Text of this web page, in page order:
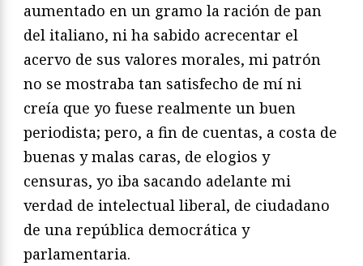
aumentado en un gramo la ración de pan
del italiano, ni ha sabido acrecentar el
acervo de sus valores morales, mi patrón
no se mostraba tan satisfecho de mí ni
creía que yo fuese realmente un buen
periodista; pero, a fin de cuentas, a costa de
buenas y malas caras, de elogios y
censuras, yo iba sacando adelante mi
verdad de intelectual liberal, de ciudadano
de una república democrática y
parlamentaria.